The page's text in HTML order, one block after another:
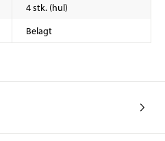
4 stk. (hul)
Belagt